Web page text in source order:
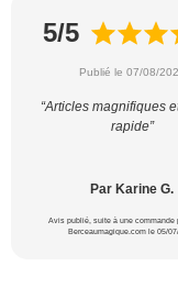
5/5
Publié le 07/08/
“Articles magnifiques
rapide”
Par Karine G.
Avis publié, suite à une commande
Berceaumagique.com le 05/